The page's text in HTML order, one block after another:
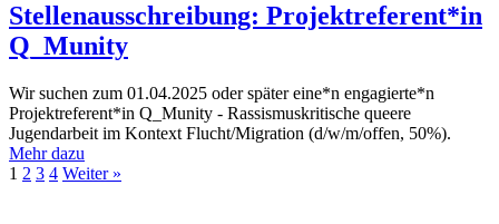
Stellenausschreibung: Projektreferent*in
Q_Munity
Wir suchen zum 01.04.2025 oder später eine*n engagierte*n
Projektreferent*in Q_Munity - Rassismuskritische queere
Jugendarbeit im Kontext Flucht/Migration (d/w/m/offen, 50%).
Mehr dazu
1 2 3 4 Weiter »